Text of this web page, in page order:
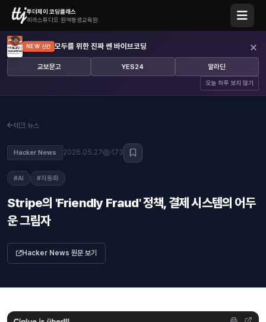
투더제이 코딩클래스
피라스튜디오 원격평생교육원
NEW 신간 모두를 위한 진짜 쎈 바이브코딩
교보문고 YES24 알라딘
오늘 하루 보지 않기
×
테크 뉴스
Hacker News 2026.05.27 173
#AI #자동화
Stripe의 'Friendly Fraud' 정책, 결제 시스템의 어두
운 그림자
Hacker News 원문 보기